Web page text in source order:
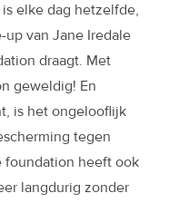
elke dag hetzelfde,
up van Jane Iredale
draagt. Met
geweldig! En
is het ongelooflijk
tegen
foundation heeft ook
langdurig zonder